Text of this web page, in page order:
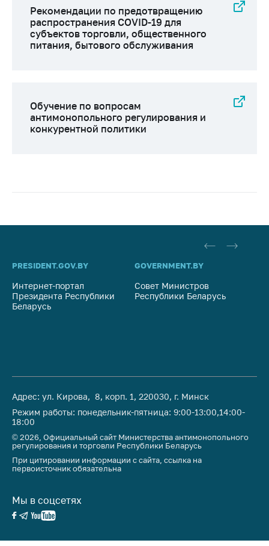
Рекомендации по предотвращению
распространения COVID-19 для
субъектов торговли, общественного
питания, бытового обслуживания
Обучение по вопросам
антимонопольного регулирования и
конкурентной политики
PRESIDENT.GOV.BY
Интернет-портал
Президента Республики
Беларусь
GOVERNMENT.BY
Совет Министров
Республики Беларусь
Адрес: ул. Кирова, 8, корп. 1, 220030, г. Минск
Режим работы: понедельник-пятница: 9:00-13:00,14:00-
18:00
© 2026, Официальный сайт Министерства антимонопольного
регулирования и торговли Республики Беларусь
При цитировании информации с сайта, ссылка на
первоисточник обязательна
Мы в соцсетях